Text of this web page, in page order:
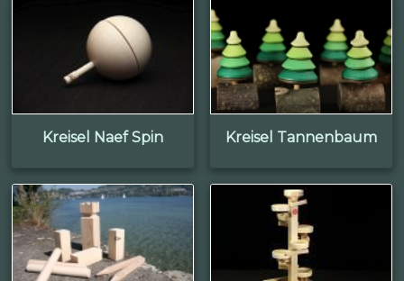
Kreisel Naef Spin Kreisel Tannenbaum